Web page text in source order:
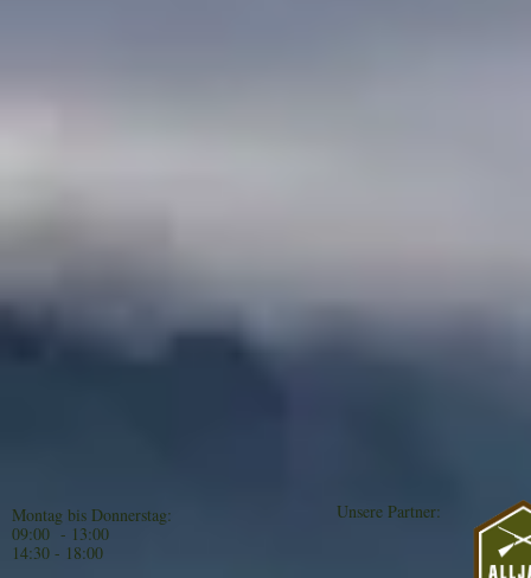
Montag bis Donnerstag:
09:00 - 13:00
14:30 - 18:00
Unsere Partner: